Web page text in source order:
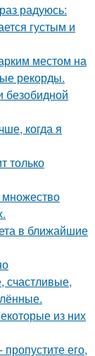
радуюсь:
густым и
местом на
рекорды.
безобидной
когда я
только
в ближайшие
счастливые,
из них
его,